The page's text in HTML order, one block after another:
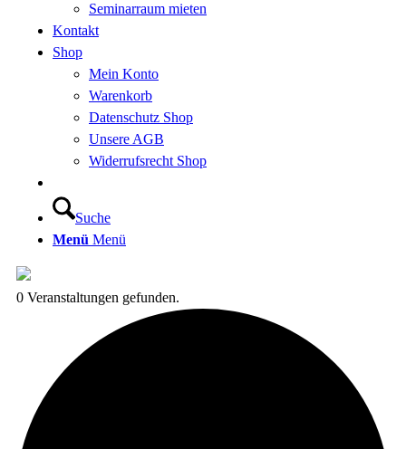
Seminarraum mieten
Kontakt
Shop
Mein Konto
Warenkorb
Datenschutz Shop
Unsere AGB
Widerrufsrecht Shop
Suche
Menü Menü
0 Veranstaltungen gefunden.